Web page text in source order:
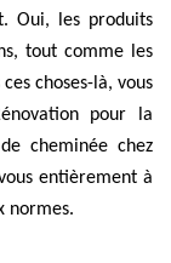
Oui, les produits
tout comme les
choses-là, vous
pour la
cheminée chez
entièrement à
normes.